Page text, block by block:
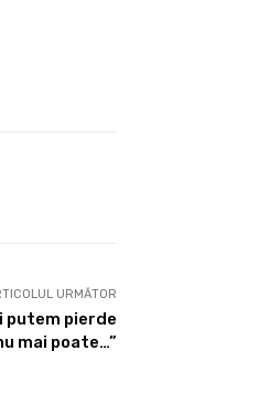
URMĂTOR
putem pierde
mai poate…”